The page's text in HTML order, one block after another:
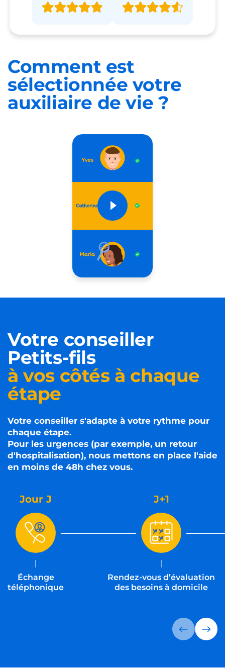
Comment est
sélectionnée votre
auxiliaire de vie ?
Votre conseiller
Petits-fils
à vos côtés à chaque
étape
Votre conseiller s'adapte à votre rythme pour
chaque étape.
Pour les urgences (par exemple, un retour
d'hospitalisation), nous mettons en place l'aide
en moins de 48h chez vous.
Jour J
Échange
téléphonique
J+1
Rendez-vous d’évaluation
des besoins à domicile